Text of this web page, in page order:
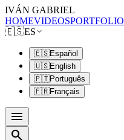
IVÁN GABRIEL
HOMEVIDEOSPORTFOLIO
🇪🇸ES
🇪🇸Español
🇺🇸English
🇵🇹Português
🇫🇷Français
menu
search